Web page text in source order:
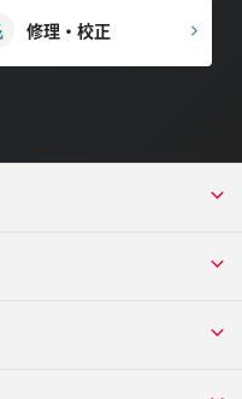
修理・校正